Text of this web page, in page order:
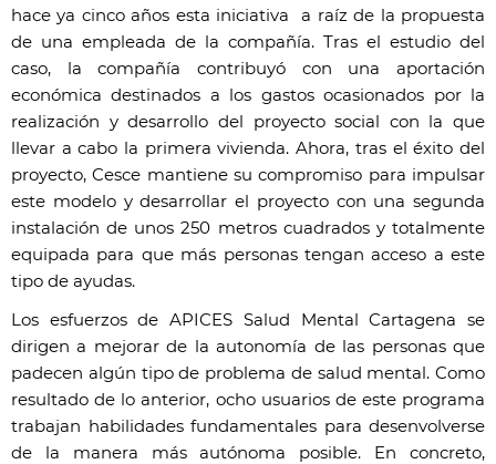
hace ya cinco años esta iniciativa a raíz de la propuesta
de una empleada de la compañía. Tras el estudio del
caso, la compañía contribuyó con una aportación
económica destinados a los gastos ocasionados por la
realización y desarrollo del proyecto social con la que
llevar a cabo la primera vivienda. Ahora, tras el éxito del
proyecto, Cesce mantiene su compromiso para impulsar
este modelo y desarrollar el proyecto con una segunda
instalación de unos 250 metros cuadrados y totalmente
equipada para que más personas tengan acceso a este
tipo de ayudas.
Los esfuerzos de APICES Salud Mental Cartagena se
dirigen a mejorar de la autonomía de las personas que
padecen algún tipo de problema de salud mental. Como
resultado de lo anterior, ocho usuarios de este programa
trabajan habilidades fundamentales para desenvolverse
de la manera más autónoma posible. En concreto,